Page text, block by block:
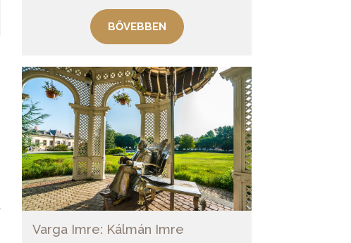
BŐVEBBEN
Varga Imre: Kálmán Imre